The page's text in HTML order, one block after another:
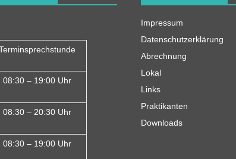
08:30 – 19:00 Uhr
08:30 – 20:30 Uhr
08:30 – 19:00 Uhr
Impressum
Datenschutzerklärung
Abrechnung
Lokal
Links
Praktikanten
Downloads